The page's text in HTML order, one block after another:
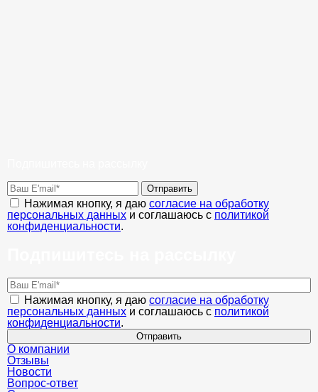
Отправить
Нажимая кнопку, я даю согласие на обработку
персональных данных и соглашаюсь с политикой
конфиденциальности.
Нажимая кнопку, я даю согласие на обработку
персональных данных и соглашаюсь с политикой
конфиденциальности.
Отправить
О компании
Отзывы
Новости
Вопрос-ответ